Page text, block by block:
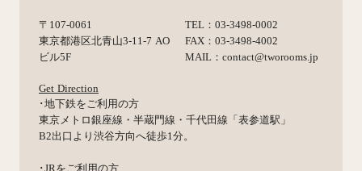
〒107-0061
東京都港区北青山3-11-7 AO
ビル5F
Get Direction
TEL：03-3498-0002
FAX：03-3498-4002
MAIL：contact@tworooms.jp
･地下鉄をご利用の方
東京メトロ銀座線・半蔵門線・千代田線「表参道駅」
B2出口より渋谷方向へ徒歩1分。
･JRをご利用の方